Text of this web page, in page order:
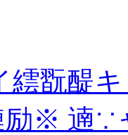
繧翫醍
励※ 遖